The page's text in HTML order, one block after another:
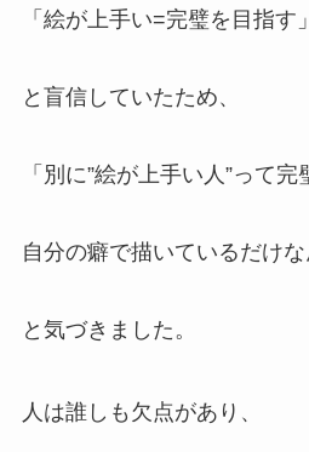
「絵が上手い=完璧を目指す」
と盲信していたため、
「別に”絵が上手い人”って完
自分の癖で描いているだけな
と気づきました。
人は誰しも欠点があり、